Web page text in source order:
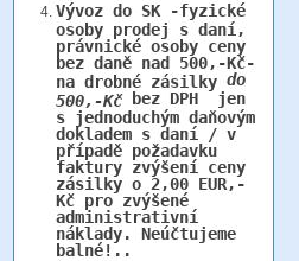
Vývoz do SK -fyzické
osoby prodej s daní,
právnické osoby ceny
bez daně nad 500,-Kč-
na drobné zásilky do
500,-Kčbez DPH jen
s jednoduchým daňovým
dokladem s daní / v
případě požadavku
faktury zvýšení ceny
zásilky o 2,00 EUR,-
Kč pro zvýšené
administrativní
náklady. Neúčtujeme
balné!..